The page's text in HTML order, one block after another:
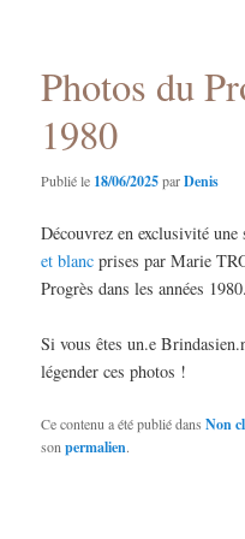
Photos du
1980
Publié le 18/06/2025parDenis
Découvrez en exclusivité
et blanc prises par Marie
Progrès dans les années 1980.
Si vous êtes un.e
légender ces photos !
Ce contenu a été publié dansNon
sonpermalien.